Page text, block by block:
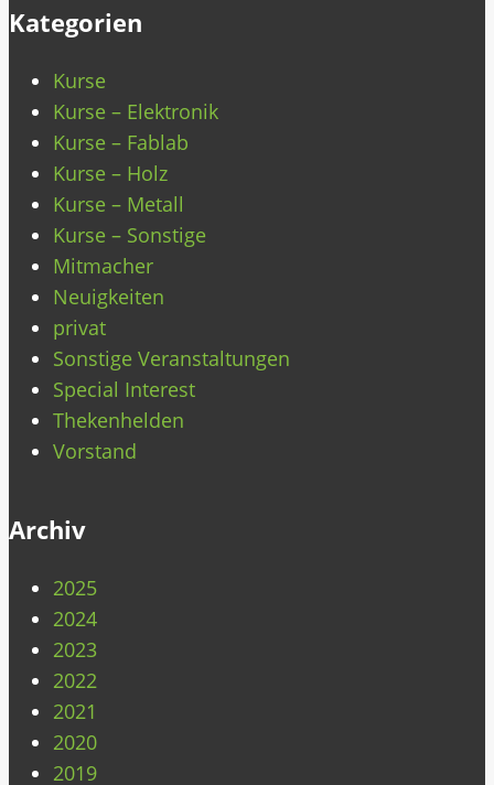
Kategorien
Kurse
Kurse – Elektronik
Kurse – Fablab
Kurse – Holz
Kurse – Metall
Kurse – Sonstige
Mitmacher
Neuigkeiten
privat
Sonstige Veranstaltungen
Special Interest
Thekenhelden
Vorstand
Archiv
2025
2024
2023
2022
2021
2020
2019